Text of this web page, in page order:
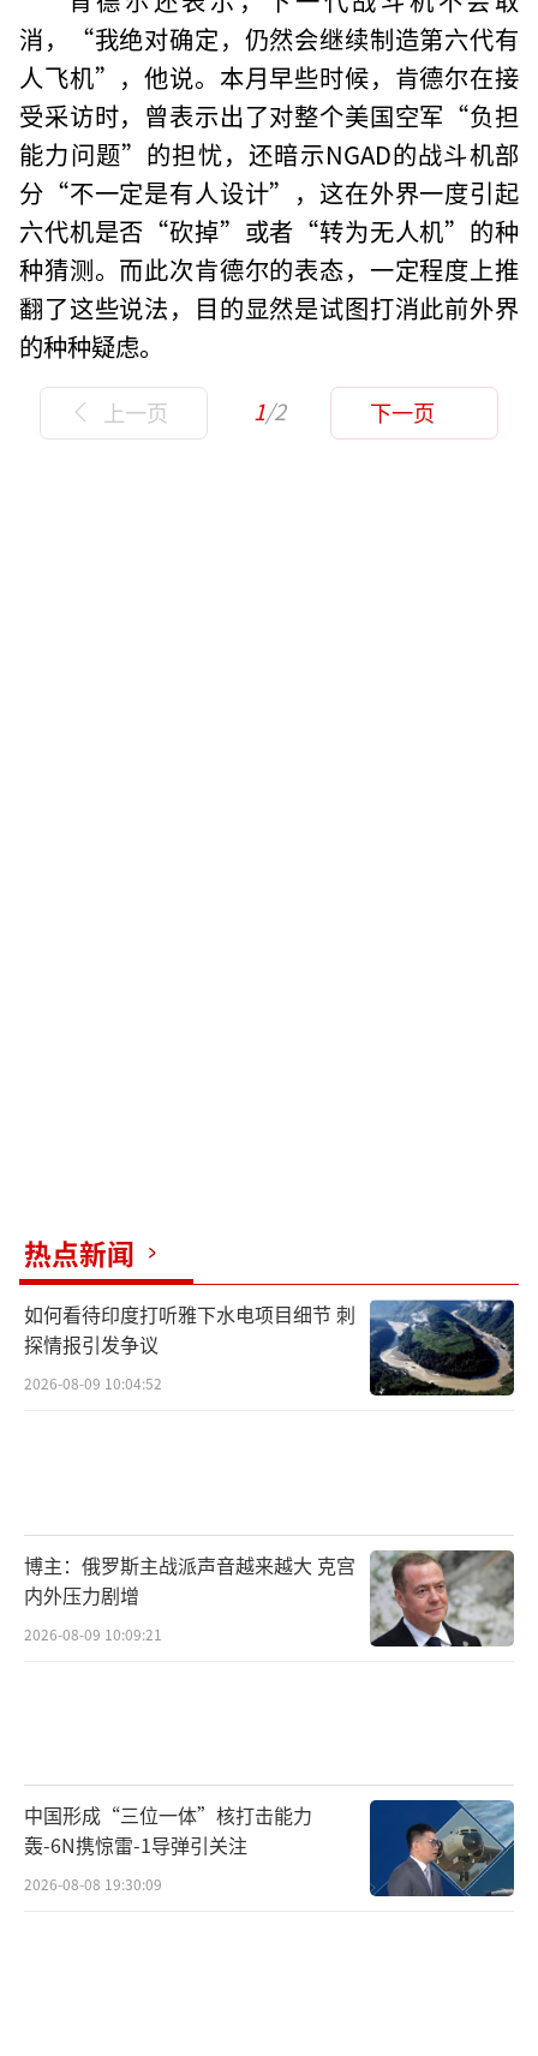
消，“我绝对确定，仍然会继续制造第六代有
人飞机”，他说。本月早些时候，肯德尔在接
受采访时，曾表示出了对整个美国空军“负担
能力问题”的担忧，还暗示NGAD的战斗机部
分“不一定是有人设计”，这在外界一度引起
六代机是否“砍掉”或者“转为无人机”的种
种猜测。而此次肯德尔的表态，一定程度上推
翻了这些说法，目的显然是试图打消此前外界
的种种疑虑。
上一页 1/2 下一页
热点新闻
如何看待印度打听雅下水电项目细节 刺
探情报引发争议
2026-08-09 10:04:52
博主：俄罗斯主战派声音越来越大 克宫
内外压力剧增
2026-08-09 10:09:21
中国形成“三位一体”核打击能力
轰-6N携惊雷-1导弹引关注
2026-08-08 19:30:09